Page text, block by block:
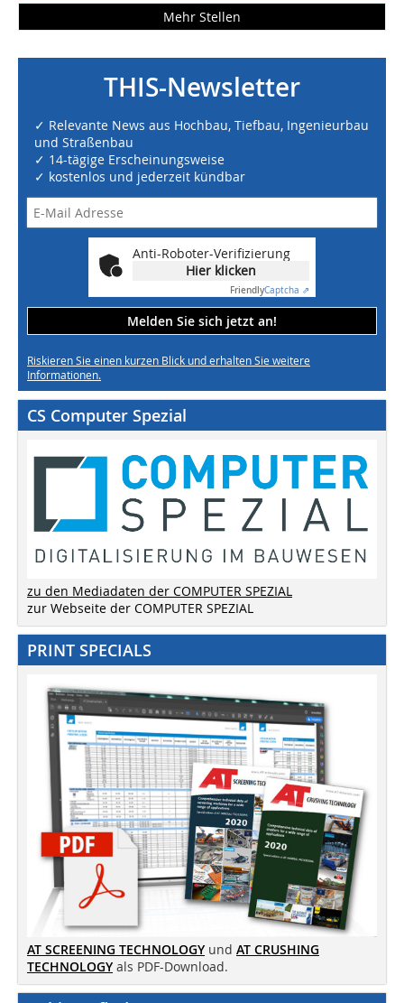
Mehr Stellen
THIS-Newsletter
✓ Relevante News aus Hochbau, Tiefbau, Ingenieurbau
und Straßenbau
✓ 14-tägige Erscheinungsweise
✓ kostenlos und jederzeit kündbar
Anti-Roboter-Verifizierung
Hier klicken
FriendlyCaptcha ⇗
Melden Sie sich jetzt an!
Riskieren Sie einen kurzen Blick und erhalten Sie weitere
Informationen.
CS Computer Spezial
zu den Mediadaten der COMPUTER SPEZIAL
zur Webseite der COMPUTER SPEZIAL
PRINT SPECIALS
AT SCREENING TECHNOLOGY und AT CRUSHING
TECHNOLOGY als PDF-Download.